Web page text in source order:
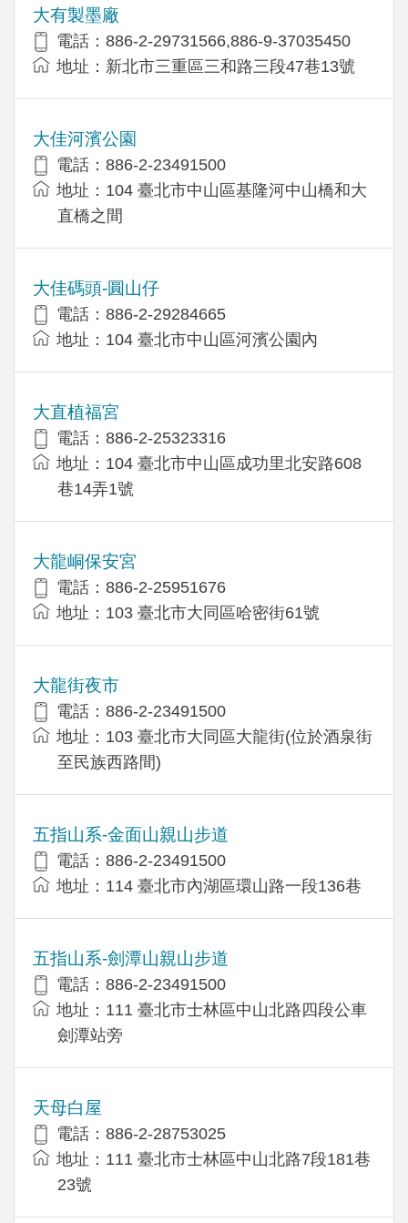
大有製墨廠
電話：886-2-29731566,886-9-37035450
地址：新北市三重區三和路三段47巷13號
大佳河濱公園
電話：886-2-23491500
地址：104 臺北市中山區基隆河中山橋和大
直橋之間
大佳碼頭-圓山仔
電話：886-2-29284665
地址：104 臺北市中山區河濱公園內
大直植福宮
電話：886-2-25323316
地址：104 臺北市中山區成功里北安路608
巷14弄1號
大龍峒保安宮
電話：886-2-25951676
地址：103 臺北市大同區哈密街61號
大龍街夜市
電話：886-2-23491500
地址：103 臺北市大同區大龍街(位於酒泉街
至民族西路間)
五指山系-金面山親山步道
電話：886-2-23491500
地址：114 臺北市內湖區環山路一段136巷
五指山系-劍潭山親山步道
電話：886-2-23491500
地址：111 臺北市士林區中山北路四段公車
劍潭站旁
天母白屋
電話：886-2-28753025
地址：111 臺北市士林區中山北路7段181巷
23號